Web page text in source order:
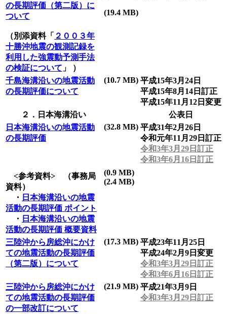
の長期評価（第二版）に
ついて
（別添資料「 ２００３年
十勝沖地震の観測記録を
利用した強震動予測手法
の検証について 」 ）
(19.4 MB)
千島海溝沿いの地震活動
の長期評価について
(10.7 MB) 平成15年3月24日
平成15年8月14日訂正
平成15年11月12日変更
２．日本海溝沿い
公表日
日本海溝沿いの地震活動
の長期評価
<参考資料> （事務局
資料）
・ 日本海溝沿いの地震
活動の長期評価 ポイント
・ 日本海溝沿いの地震
活動の長期評価 概要資料
(32.8 MB)
(0.9 MB)
(2.4 MB)
平成31年2月26日
令和元年11月29日訂正
令和3年3月29日訂正
令和3年6月16日訂正
三陸沖から房総沖にかけ
ての地震活動の長期評価
（第二版）について
(17.3 MB) 平成23年11月25日
平成24年2月9日変更
令和3年3月29日訂正
令和3年6月16日訂正
三陸沖から房総沖にかけ
ての地震活動の長期評価
の一部改訂について
(21.9 MB) 平成21年3月9日
令和3年3月29日訂正